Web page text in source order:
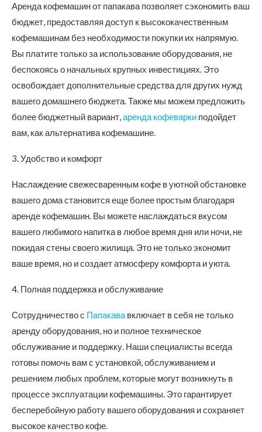
Аренда кофемашин от папакава позволяет сэкономить ваш
бюджет, предоставляя доступ к высококачественным
кофемашинам без необходимости покупки их напрямую.
Вы платите только за использование оборудования, не
беспокоясь о начальных крупных инвестициях. Это
освобождает дополнительные средства для других нужд
вашего домашнего бюджета. Также мы можем предложить
более бюджетный вариант,аренда кофеварки подойдет
вам, как альтернатива кофемашине.
3. Удобство и комфорт
Наслаждение свежесваренным кофе в уютной обстановке
вашего дома становится еще более простым благодаря
аренде кофемашин. Вы можете наслаждаться вкусом
вашего любимого напитка в любое время дня или ночи, не
покидая стены своего жилища. Это не только экономит
ваше время, но и создает атмосферу комфорта и уюта.
4. Полная поддержка и обслуживание
Сотрудничество с Папакава включает в себя не только
аренду оборудования, но и полное техническое
обслуживание и поддержку. Наши специалисты всегда
готовы помочь вам с установкой, обслуживанием и
решением любых проблем, которые могут возникнуть в
процессе эксплуатации кофемашины. Это гарантирует
бесперебойную работу вашего оборудования и сохраняет
высокое качество кофе.